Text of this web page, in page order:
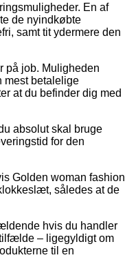
En af
de nyindkøbte
samt tit ydermere den
på job. Muligheden
mest betalelige
at du befinder dig med
absolut skal bruge
for den
Golden woman fashion
således at de
hvis du handler
– ligegyldigt om
til en